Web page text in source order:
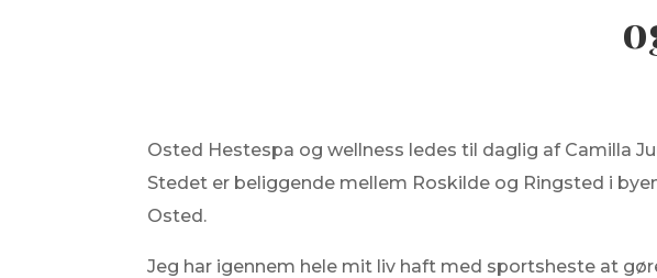
Osted Hestespa og wellness ledes til daglig af Camilla
Stedet er beliggende mellem Roskilde og Ringsted i
Osted.
Jeg har igennem hele mit liv haft med sportsheste at